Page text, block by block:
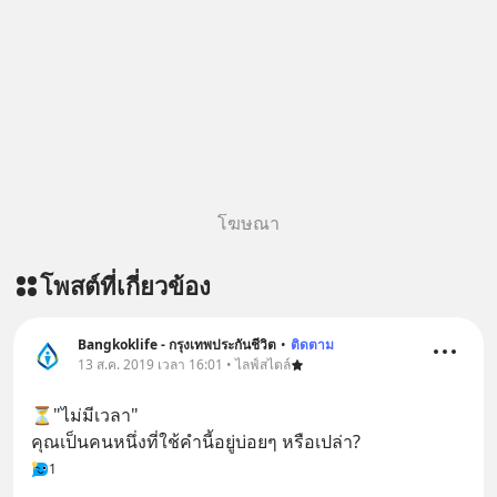
โฆษณา
โพสต์ที่เกี่ยวข้อง
Bangkoklife - กรุงเทพประกันชีวิต • ติดตาม
13 ส.ค. 2019 เวลา 16:01 • ไลฟ์สไตล์
⏳"ไม่มีเวลา"
คุณเป็นคนหนึ่งที่ใช้คำนี้อยู่บ่อยๆ หรือเปล่า?
1